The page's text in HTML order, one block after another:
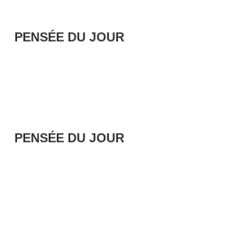
PENSÉE DU JOUR
PENSÉE DU JOUR